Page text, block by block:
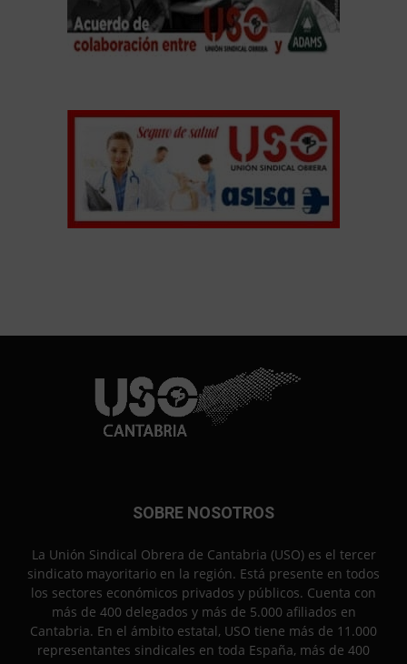
SOBRE NOSOTROS
La Unión Sindical Obrera de Cantabria (USO) es el tercer
sindicato mayoritario en la región. Está presente en todos
los sectores económicos privados y públicos. Cuenta con
más de 400 delegados y más de 5.000 afiliados en
Cantabria. En el ámbito estatal, USO tiene más de 11.000
representantes sindicales en toda España, más de 400